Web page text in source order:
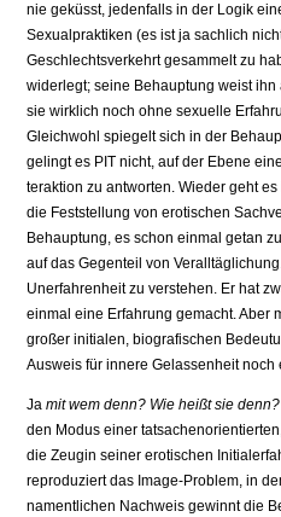
nie geküsst, jedenfalls in der Logik
Sexualpraktiken (es ist ja sachlich
Geschlechtsverkehrt gesammelt zu
widerlegt; sei­ne Behauptung weist
sie wirklich noch ohne sexuel­le
Gleichwohl spiegelt sich in der
gelingt es PIT nicht, auf der Ebene
teraktion zu antworten. Wieder geht
die Feststel­lung von erotischen
Behauptung, es schon einmal ge­tan
auf das Gegenteil von
Unerfahrenheit zu verstehen. Er hat
einmal eine Erfahrung gemacht. Aber
großer ini­tialen, biografischen
Ausweis für innere Gelas­senheit noch
Ja mit wem denn? Wie heißt sie denn?
den Modus einer
die Zeugin seiner erotischen
reproduziert das Image-Problem, in
namentlichen Nachweis gewinnt die